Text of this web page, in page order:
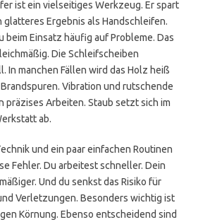
ist ein vielseitiges Werkzeug. Er spart
Ergebnis als Handschleifen.
beim Einsatz häufig auf Probleme. Das
Die Schleifscheiben
In manchen Fällen wird das Holz heiß
Vibration und rutschende
präzises Arbeiten. Staub setzt sich im
ab.
und ein paar einfachen Routinen
Fehler. Du arbeitest schneller. Dein
Und du senkst das Risiko für
Verletzungen. Besonders wichtig ist
Körnung. Ebenso entscheidend sind